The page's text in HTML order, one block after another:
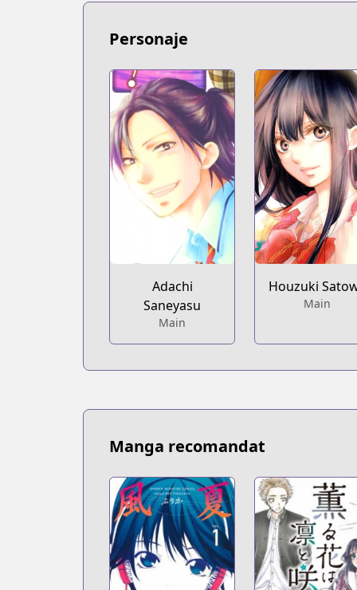
https://bookwalker.jp/series/13771/list
Shonen Jump Plus
Official Site
Official Site
https://www.akata.fr/publications/
Official Site
Official Site
http://jumpsq.shueisha.co.jp/rensai/
Personaje
Adachi
Saneyasu
Main
Houzuki
Main
Manga recomandat